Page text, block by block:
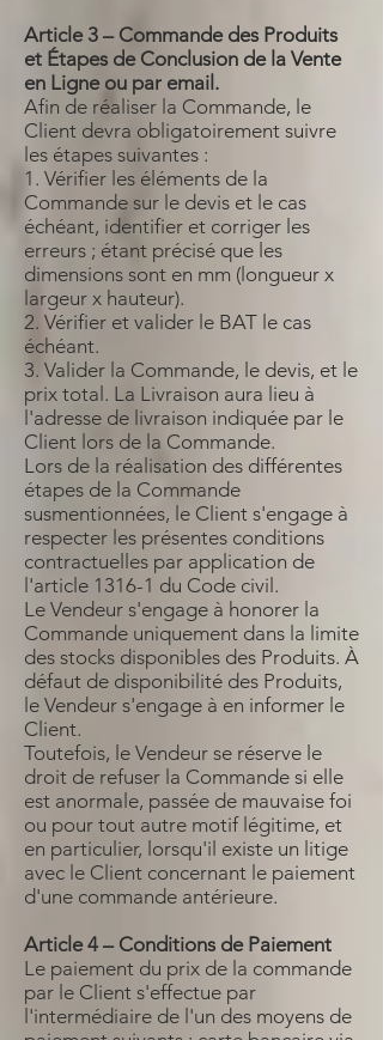
Article 3 – Commande des Produits
et Étapes de Conclusion de la Vente
en Ligne ou par email.
Afin de réaliser la Commande, le
Client devra obligatoirement suivre
les étapes suivantes :
1. Vérifier les éléments de la
Commande sur le devis et le cas
échéant, identifier et corriger les
erreurs ; étant précisé que les
dimensions sont en mm (longueur x
largeur x hauteur).
2. Vérifier et valider le BAT le cas
échéant.
3. Valider la Commande, le devis, et le
prix total. La Livraison aura lieu à
l'adresse de livraison indiquée par le
Client lors de la Commande.
Lors de la réalisation des différentes
étapes de la Commande
susmentionnées, le Client s'engage à
respecter les présentes conditions
contractuelles par application de
l'article 1316-1 du Code civil.
Le Vendeur s'engage à honorer la
Commande uniquement dans la limite
des stocks disponibles des Produits. À
défaut de disponibilité des Produits,
le Vendeur s'engage à en informer le
Client.
Toutefois, le Vendeur se réserve le
droit de refuser la Commande si elle
est anormale, passée de mauvaise foi
ou pour tout autre motif légitime, et
en particulier, lorsqu'il existe un litige
avec le Client concernant le paiement
d'une commande antérieure.
Article 4 – Conditions de Paiement
Le paiement du prix de la commande
par le Client s'effectue par
l'intermédiaire de l'un des moyens de